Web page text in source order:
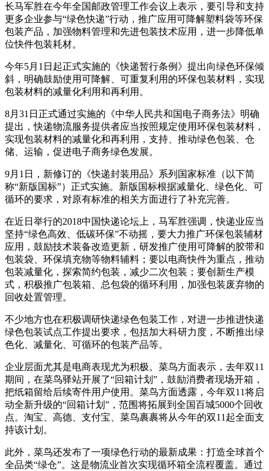
长马军胜在今年全国邮政管理工作会议上表示，要引导和支持
更多企业参与“绿色快递”行动，推广应用可降解塑料袋等环保
包装产品，加强物料管理和先进包装技术应用，进一步降低单
位快件包装耗材。
今年5月1日起正式实施的《快递暂行条例》提出向绿色环保倾
斜，明确鼓励使用可降解、可重复利用的环保包装材料，实现
包装材料的减量化利用和再利用。
8月31日正式通过实施的《中华人民共和国电子商务法》明确
提出，快递物流服务提供者应当按照规定使用环保包装材料，
实现包装材料的减量化和再利用，支持、推动绿色包装、仓
储、运输，促进电子商务绿色发展。
9月1日，新修订的《快递封装用品》系列国家标准（以下简
称“新版国标”）正式实施。新版国标根据减量化、绿色化、可
循环的要求，对原有标准的相关方面进行了补充完善。
在近日举行的2018中国快递论坛上，马军胜强调，快递业应当
坚持“绿色高效、低碳环保”不动摇，要大力推广环保包装辅材
应用，鼓励技术装备改造更新，研发推广使用可降解的胶带和
包装袋、环保填充物等物料辅料；要以电商快件为重点，推动
包装减量化，探索简约包装，减少二次包装；要创新生产模
式，积极推广包装箱、总包袋的循环利用，加强包装废弃物的
回收处置管理。
不少地方也在积极调研快递绿色包装工作，对进一步推进快递
绿色包装试点工作提出要求，包括加大科研力度，不断推出绿
色化、减量化、可循环的包装产品等。
企业层面尤其是电商表现尤为积极。菜鸟方面表示，去年双11
期间，在菜鸟驿站开展了“回箱计划”，鼓励消费者现场开箱，
把纸箱留给后续寄件用户使用。菜鸟方面透露，今年双11将启
动全新升级的“回箱计划”，范围将拓展到全国百城5000个回收
点。淘宝、高德、支付宝、菜鸟裹裹将从今年的双11起全面支
持该计划。
此外，菜鸟还发布了一项绿色行动的最新成果：打造全球首个
全品类“绿仓”。这是物流业首次实现循环箱全流程覆盖。通过